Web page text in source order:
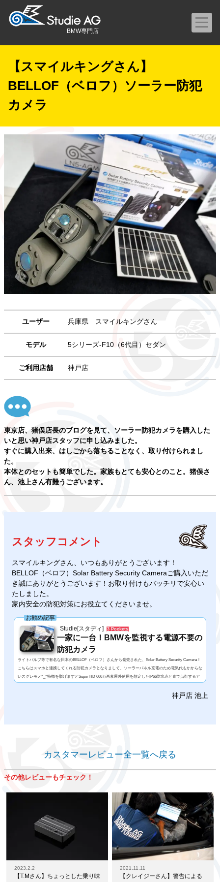
BMW専門店
【スマイルキングさん】
BELLOF（ベロフ）ソーラー防犯
カメラ
ユーザー 兵庫県 スマイルキングさん
モデル 5シリーズ-F10（6代目）セダン
ご利用店舗 神戸店
東京店、猪俣店長のブログを見て、ソーラー防犯カメラを購入した
いと思い神戸店スタッフに申し込みました。
すぐに購入出来、はしごから落ちることなく、取り付けられまし
た。
本体とのセットも簡単でした。家族もとても安心とのこと。猪俣さ
ん、池上さん有難うございます。
スタッフコメント
スマイルキングさん、いつもありがとうございます！
BELLOF（ベロフ）Solar Battery Security Cameraご購入いただ
き誠にありがとうございます！お取り付けもバッチリで安心い
たしました。
家内安全の防犯対策にお役立てくださいませ。
Studie[スタディ]
お勧め記事
3 Pockets
一家に一台！BMWを監視する電源不要の
防犯カメラ
ライトバルブ等で有名な日本のBELLOF（ベロフ）さんから発売された、Solar Battery Security Camera！
こちらはスマホと連携してくれる防犯カメラとなりまして、ソーラーパネル充電のため電気代もかからな
いスグレモノ^_^特徴を挙げますとSuper HD 600万画素屋外使用を想定したIP66防水赤と青で点灯するア
ラ角度/ズーム音声/撮影）独立した2カメラで広角をカバー動体検知のパッシブセンサースピーカー＆マイ
神戸店 池上
カスタマーレビュー全一覧へ戻る
その他レビューもチェック！
2023.2.2
【T.Mさん】ちょっとした乗り味
2021.11.11
【クレイジーさん】警告による